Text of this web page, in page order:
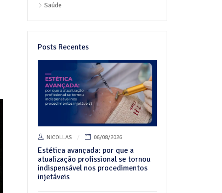
Saúde
Posts Recentes
NICOLLAS 06/08/2026
Estética avançada: por que a
atualização profissional se tornou
indispensável nos procedimentos
injetáveis